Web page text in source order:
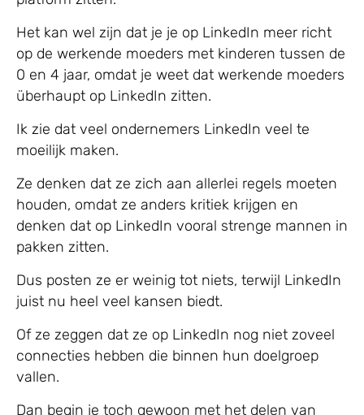
Het kan wel zijn dat je je op LinkedIn meer richt
op de werkende moeders met kinderen tussen de
0 en 4 jaar, omdat je weet dat werkende moeders
überhaupt op LinkedIn zitten.
Ik zie dat veel ondernemers LinkedIn veel te
moeilijk maken.
Ze denken dat ze zich aan allerlei regels moeten
houden, omdat ze anders kritiek krijgen en
denken dat op LinkedIn vooral strenge mannen in
pakken zitten.
Dus posten ze er weinig tot niets, terwijl LinkedIn
juist nu heel veel kansen biedt.
Of ze zeggen dat ze op LinkedIn nog niet zoveel
connecties hebben die binnen hun doelgroep
vallen.
Dan begin je toch gewoon met het delen van